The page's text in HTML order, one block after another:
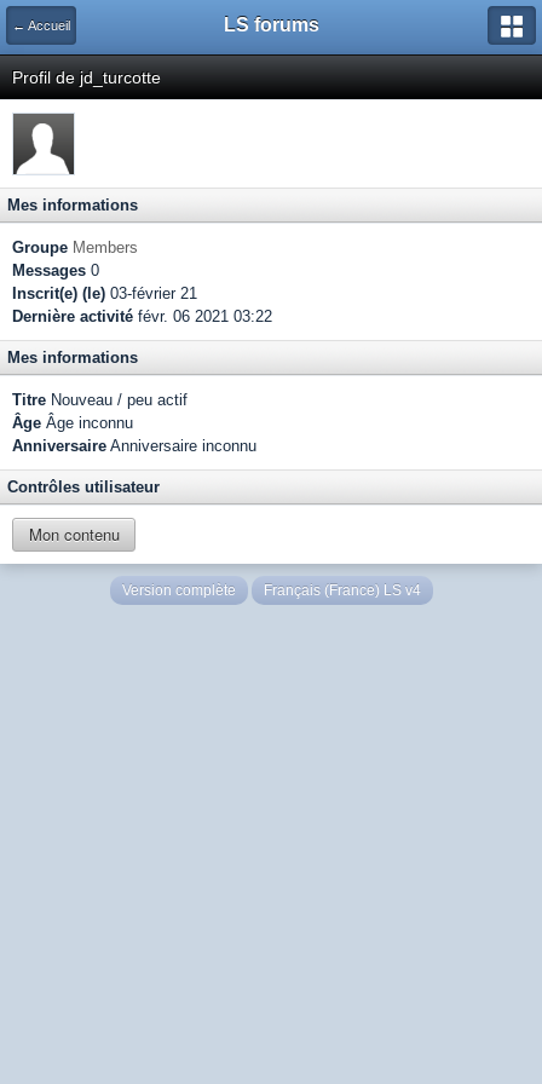
← Accueil LS forums
Profil de jd_turcotte
Mes informations
Groupe Members
Messages 0
Inscrit(e) (le) 03-février 21
Dernière activité févr. 06 2021 03:22
Mes informations
Titre Nouveau / peu actif
Âge Âge inconnu
Anniversaire Anniversaire inconnu
Contrôles utilisateur
Mon contenu
Version complète Français (France) LS v4